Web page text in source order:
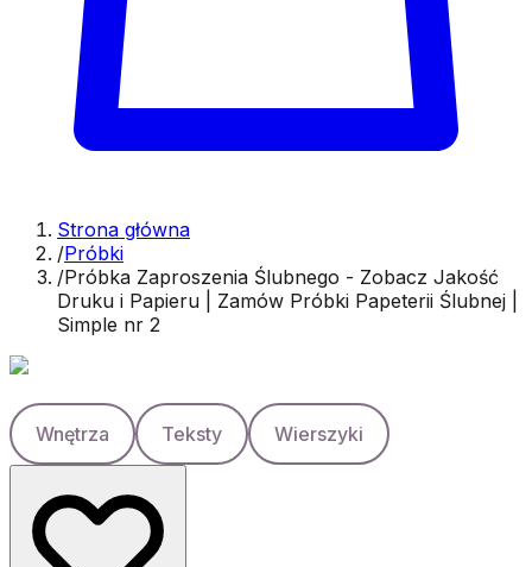
Strona główna
/Próbki
/Próbka Zaproszenia Ślubnego - Zobacz Jakość
Druku i Papieru | Zamów Próbki Papeterii Ślubnej |
Simple nr 2
Wnętrza Teksty Wierszyki